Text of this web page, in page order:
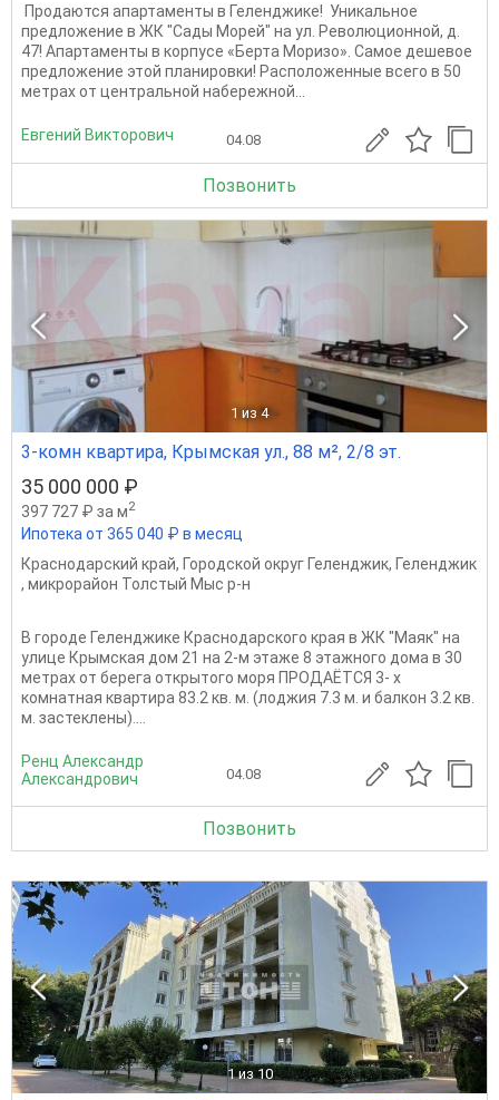
️ Продаются апартаменты в Геленджике! ️ Уникальное
предложение в ЖК "Сады Морей" на ул. Революционной, д.
47! Апартаменты в корпусе «Берта Моризо». Самое дешевое
предложение этой планировки! Расположенные всего в 50
метрах от центральной набережной...
Евгений Викторович 04.08
Позвонить
1 из 4
3-комн квартира, Крымская ул., 88 м², 2/8 эт.
35 000 000 ₽
397 727 ₽ за м2
Ипотека от 365 040 ₽ в месяц
Краснодарский край, Городской округ Геленджик, Геленджик
, микрорайон Толстый Мыс р-н
В городе Геленджике Краснодарского края в ЖК "Маяк" на
улице Крымская дом 21 на 2-м этаже 8 этажного дома в 30
метрах от берега открытого моря ПРОДАЁТСЯ 3- х
комнатная квартира 83.2 кв. м. (лоджия 7.3 м. и балкон 3.2 кв.
м. застеклены)....
Ренц Александр
Александрович
04.08
Позвонить
1 из 10